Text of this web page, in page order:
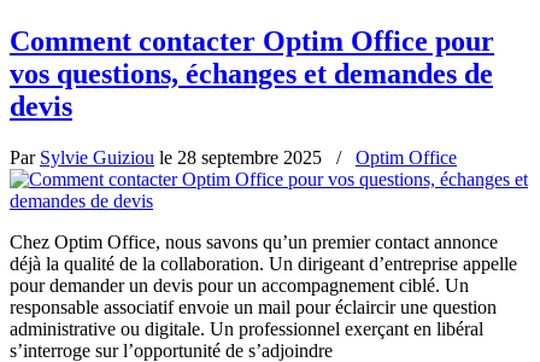
Comment contacter Optim Office pour
vos questions, échanges et demandes de
devis
Par Sylvie Guiziou le 28 septembre 2025 / Optim Office
Chez Optim Office, nous savons qu’un premier contact annonce
déjà la qualité de la collaboration. Un dirigeant d’entreprise appelle
pour demander un devis pour un accompagnement ciblé. Un
responsable associatif envoie un mail pour éclaircir une question
administrative ou digitale. Un professionnel exerçant en libéral
s’interroge sur l’opportunité de s’adjoindre